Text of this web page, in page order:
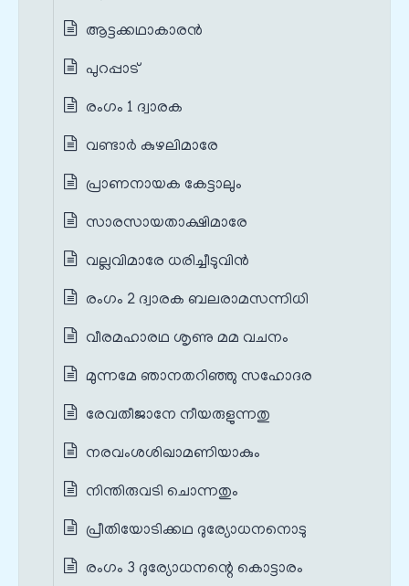
ആട്ടക്കഥാകാരൻ
പുറപ്പാട്
രംഗം 1 ദ്വാരക
വണ്ടാർ കുഴലിമാരേ
പ്രാണനായക കേട്ടാലും
സാരസായതാക്ഷിമാരേ
വല്ലവിമാരേ ധരിച്ചീടുവിൻ
രംഗം 2 ദ്വാരക ബലരാമസന്നിധി
വീരമഹാരഥ ശൃണു മമ വചനം
മുന്നമേ ഞാനതറിഞ്ഞു സഹോദര
രേവതീജാനേ നീയരുളുന്നതു
നരവംശശിഖാമണിയാകും
നിന്തിരുവടി ചൊന്നതും
പ്രീതിയോടിക്കഥ ദുര്യോധനനൊടു
രംഗം 3 ദുര്യോധനന്റെ കൊട്ടാരം